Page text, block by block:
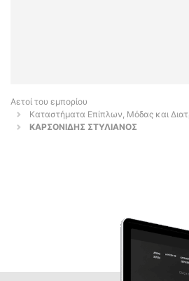
Αετοί του εμπορίου
Καταστήματα Επίπλων, Μόδας και
ΚΑΡΣΟΝΙΔΗΣ ΣΤΥΛΙΑΝΟΣ